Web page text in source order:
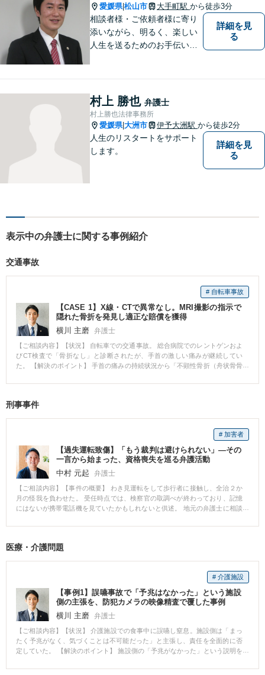
愛媛県|松山市 大手町駅 から徒歩3分
相談者様・ご依頼者様に寄り
添いながら、明るく、楽しい
人生を送るためのお手伝いを
詳細を見
る
村上 勝也 弁護士
村上勝也法律事務所
愛媛県|大洲市 伊予大洲駅 から徒歩2分
人生のリスタートをサポート
します。
詳細を見
る
表示中の弁護士に関する事例紹介
交通事故
# 自転車事故
【CASE 1】X線・CTで異常なし。MRI撮影の指示で
隠れた骨折を発見し適正な賠償を獲得
横川 主磨 弁護士
【ご相談内容】【状況】 自転車での交通事故。 総合病院でのレントゲンおよ
びCT検査で「骨折なし」と診断されたが、手首の激しい痛みが継続してい
た。 【解決のポイント】 手首の痛みの持続状況から「不顕性骨折（舟状骨骨
示・手配しました。結果、画像から骨折の所見（骨髄浮腫等）が明確に見つ
幅な増額に成功しました。 大きな病院でも、検査手法によっては見落としが
刑事事件
# 加害者
【過失運転致傷】「もう裁判は避けられない」―その
一言から始まった、資格喪失を巡る弁護活動
中村 元起
弁護士
【ご相談内容】【事件の概要】 わき見運転をして歩行者に接触し、全治２か
月の怪我を負わせた。 受任時点では、検察官の取調べが終わっており、記憶
にはないが携帯電話機を見ていたかもしれないと供述。 地元の弁護士に相談
官に公判請求（執行猶予付き判決見込み）すると言われ、資格はく奪を回避
もらった後，被害者の方と示談を成立させ，携帯電話機を見ていた証拠に関
で済んだ事案であっても、より重い処分がなされることがあり、経験を積ん
だ弁護士であっても正確な見通しを立てることは難しいです。 取調べ時に緊
張してしまい、意図していない供述をしてしまうことは少なくありません。
早い段階でご相談いただければ、弁護人から検察官に意見を述べることによ
って修正が可能な場合もあります。 本件では，検察官の取調べが終了した後
でのご相談でしたので，もっとも遅い段階でのご相談でしたが，客観的証拠
と矛盾する点を検察官に説明することで「携帯電話機を見ていた」という事
実が認定されずに略式手続に移行しました。 ご依頼者様が禁固以上の刑では
済んだことから、資格はく奪を回避することができました。 検察官から取調
医療・介護問題
# 介護施設
【事例1】誤嚥事故で「予兆はなかった」という施設
側の主張を、防犯カメラの映像精査で覆した事例
横川 主磨 弁護士
【ご相談内容】【状況】 介護施設での食事中に誤嚥し窒息。施設側は「まっ
たく予兆がなく、気づくことは不可能だった」と主張し、責任を全面的に否
定していた。 【解決のポイント】 施設側の「予兆がなかった」という説明を
位で映像を精査した結果、窒息に至る直前の「わずかな異変」を発見するこ